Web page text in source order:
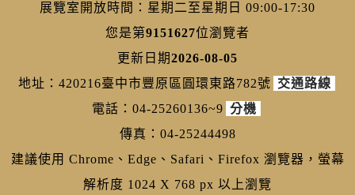
展覽室開放時間：星期二至星期日 09:00-17:30
您是第9151627位瀏覽者
更新日期2026-08-05
地址：420216臺中市豐原區圓環東路782號 交通路線
電話：04-25260136~9 分機
傳真：04-25244498
建議使用 Chrome、Edge、Safari、Firefox 瀏覽器，螢幕
解析度 1024 X 768 px 以上瀏覽